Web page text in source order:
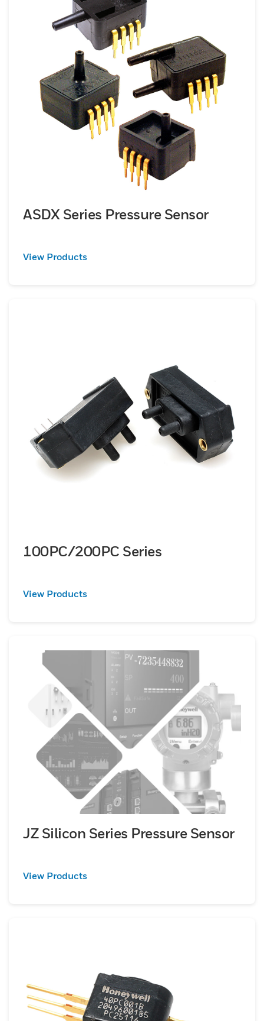
ASDX Series Pressure Sensor
View Products
100PC/200PC Series
View Products
JZ Silicon Series Pressure Sensor
View Products